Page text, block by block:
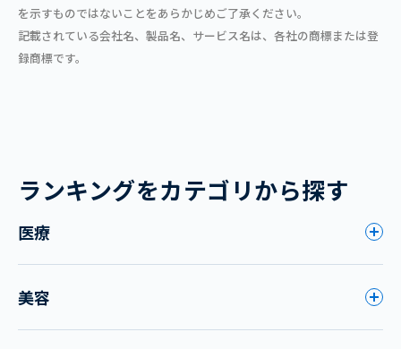
を示すものではないことをあらかじめご了承ください。
記載されている会社名、製品名、サービス名は、各社の商標または登
録商標です。
ランキングをカテゴリから探す
医療
美容